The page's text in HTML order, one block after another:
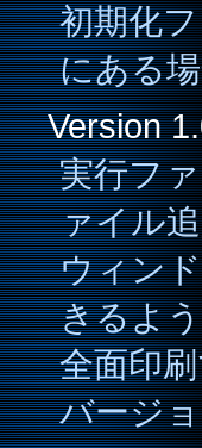
初期化
にある
Version
実行フ
ァイル
ウィン
きるよ
全面印
バージ